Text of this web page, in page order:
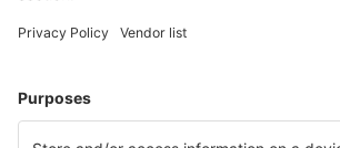
Hotels in Deutschland - Beliebte Städte
Hotels in Heringsdorf Hotels Westerhever